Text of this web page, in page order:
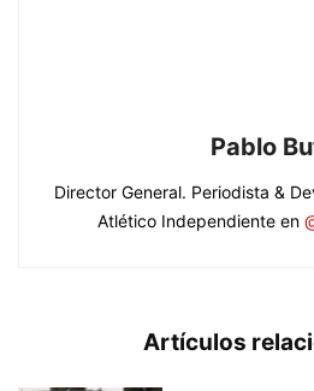
Pablo
Director General. Periodista &
Atlético Independiente en
Artículos